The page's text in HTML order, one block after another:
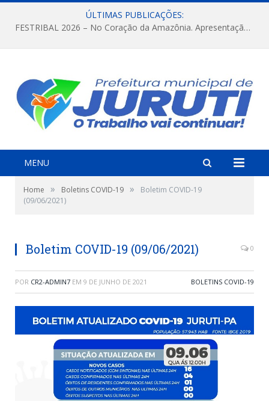
ÚLTIMAS PUBLICAÇÕES:
FESTRIBAL 2026 – No Coração da Amazônia. Apresentação da Munduruku.
MENU
Home » Boletins COVID-19 »
Boletim COVID-19
(09/06/2021)
Boletim COVID-19 (09/06/2021) 0
POR CR2-ADMIN7 EM 9 DE JUNHO DE 2021 BOLETINS COVID-19